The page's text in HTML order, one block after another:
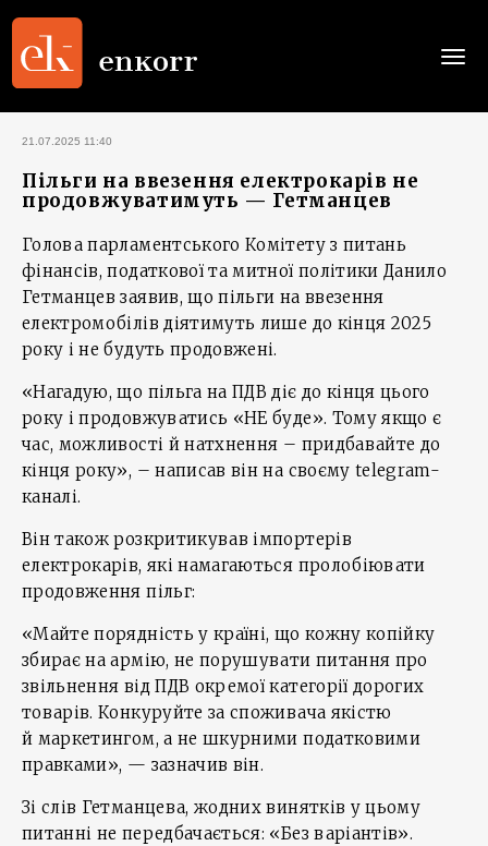
21.07.2025 11:40
Пільги на ввезення електрокарів не
продовжуватимуть — Гетманцев
Голова парламентського Комітету з питань
фінансів, податкової та митної політики Данило
Гетманцев заявив, що пільги на ввезення
електромобілів діятимуть лише до кінця 2025
року і не будуть продовжені.
«Нагадую, що пільга на ПДВ діє до кінця цього
року і продовжуватись «НЕ буде». Тому якщо є
час, можливості й натхнення – придбавайте до
кінця року», – написав він на своєму telegram-
каналі.
Він також розкритикував імпортерів
електрокарів, які намагаються пролобіювати
продовження пільг:
«Майте порядність у країні, що кожну копійку
збирає на армію, не порушувати питання про
звільнення від ПДВ окремої категорії дорогих
товарів. Конкуруйте за споживача якістю
й маркетингом, а не шкурними податковими
правками», — зазначив він.
Зі слів Гетманцева, жодних винятків у цьому
питанні не передбачається: «Без варіантів».